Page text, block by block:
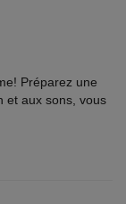
Préparez une
et aux sons, vous